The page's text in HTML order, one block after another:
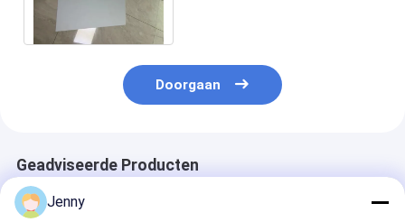
Doorgaan
Geadviseerde Producten
Jenny